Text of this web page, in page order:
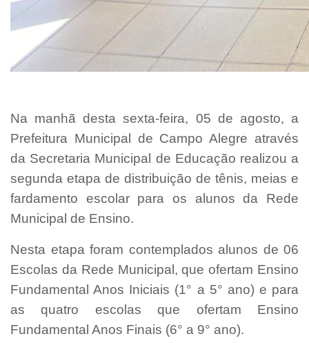
Na manhã desta sexta-feira, 05 de agosto, a
Prefeitura Municipal de Campo Alegre através
da Secretaria Municipal de Educação realizou a
segunda etapa de distribuição de tênis, meias e
fardamento escolar para os alunos da Rede
Municipal de Ensino.
Nesta etapa foram contemplados alunos de 06
Escolas da Rede Municipal, que ofertam Ensino
Fundamental Anos Iniciais (1° a 5° ano) e para
as quatro escolas que ofertam Ensino
Fundamental Anos Finais (6° a 9° ano).